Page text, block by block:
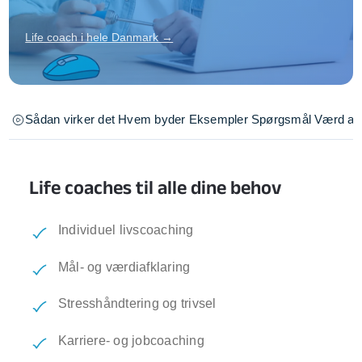
Life coach i hele Danmark →
Sådan virker det Hvem byder Eksempler Spørgsmål Værd at
Life coaches til alle dine behov
Individuel livscoaching
Mål- og værdiafklaring
Stresshåndtering og trivsel
Karriere- og jobcoaching